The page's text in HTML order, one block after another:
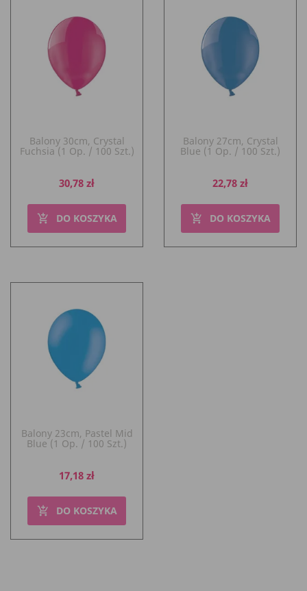
Balony 30cm, Crystal
Fuchsia (1 Op. / 100 Szt.)
Cena
30,78 zł
add_shopping_cart DO KOSZYKA
Balony 27cm, Crystal
Blue (1 Op. / 100 Szt.)
Cena
22,78 zł
add_shopping_cart DO KOSZYKA
Balony 23cm, Pastel Mid
Blue (1 Op. / 100 Szt.)
Cena
17,18 zł
add_shopping_cart DO KOSZYKA